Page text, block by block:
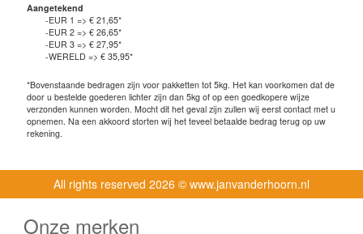
Aangetekend
-EUR 1 => € 21,65*
-EUR 2 => € 26,65*
-EUR 3 => € 27,95*
-WERELD => € 35,95*
*Bovenstaande bedragen zijn voor pakketten tot 5kg. Het kan voorkomen dat de
door u bestelde goederen lichter zijn dan 5kg of op een goedkopere wijze
verzonden kunnen worden. Mocht dit het geval zijn zullen wij eerst contact met u
opnemen. Na een akkoord storten wij het teveel betaalde bedrag terug op uw
rekening.
All rights reserved 2026 © www.janvanderhoorn.nl
Onze merken